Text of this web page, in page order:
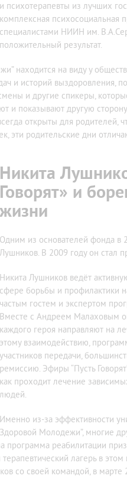
и психотерапевты из лучших
комплексная психосоциальная
специалистами НИИН им.
положительный результат.
находится на виду у
и историй выздоровления,
и другие спикеры,
и показывают другую
открыты для родителей,
эти родительские дни
Никита
Говорят» и
жизни
Одним из основателей фонда в
Лушников. В 2009 году он стал
Никита Лушников ведёт
сфере борьбы и профилактики
частым гостем и экспертом
Вместе с Андреем Малаховым
каждого героя направляют на
этому взаимодействию,
участников передачи,
ремиссию. Эфиры “Пусть
как проходит лечение
людей.
Именно из-за эффективности
Здоровой Молодежи”, многие
программа реабилитации
лагерь в
со своей командой, в марте